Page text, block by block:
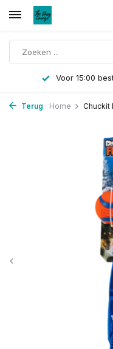
Voor 15:00
Terug Home Chuckit